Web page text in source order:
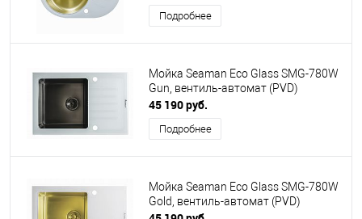
Подробнее
Мойка Seaman Eco Glass SMG-780W
Gun, вентиль-автомат (PVD)
45 190 руб.
Подробнее
Мойка Seaman Eco Glass SMG-780W
Gold, вентиль-автомат (PVD)